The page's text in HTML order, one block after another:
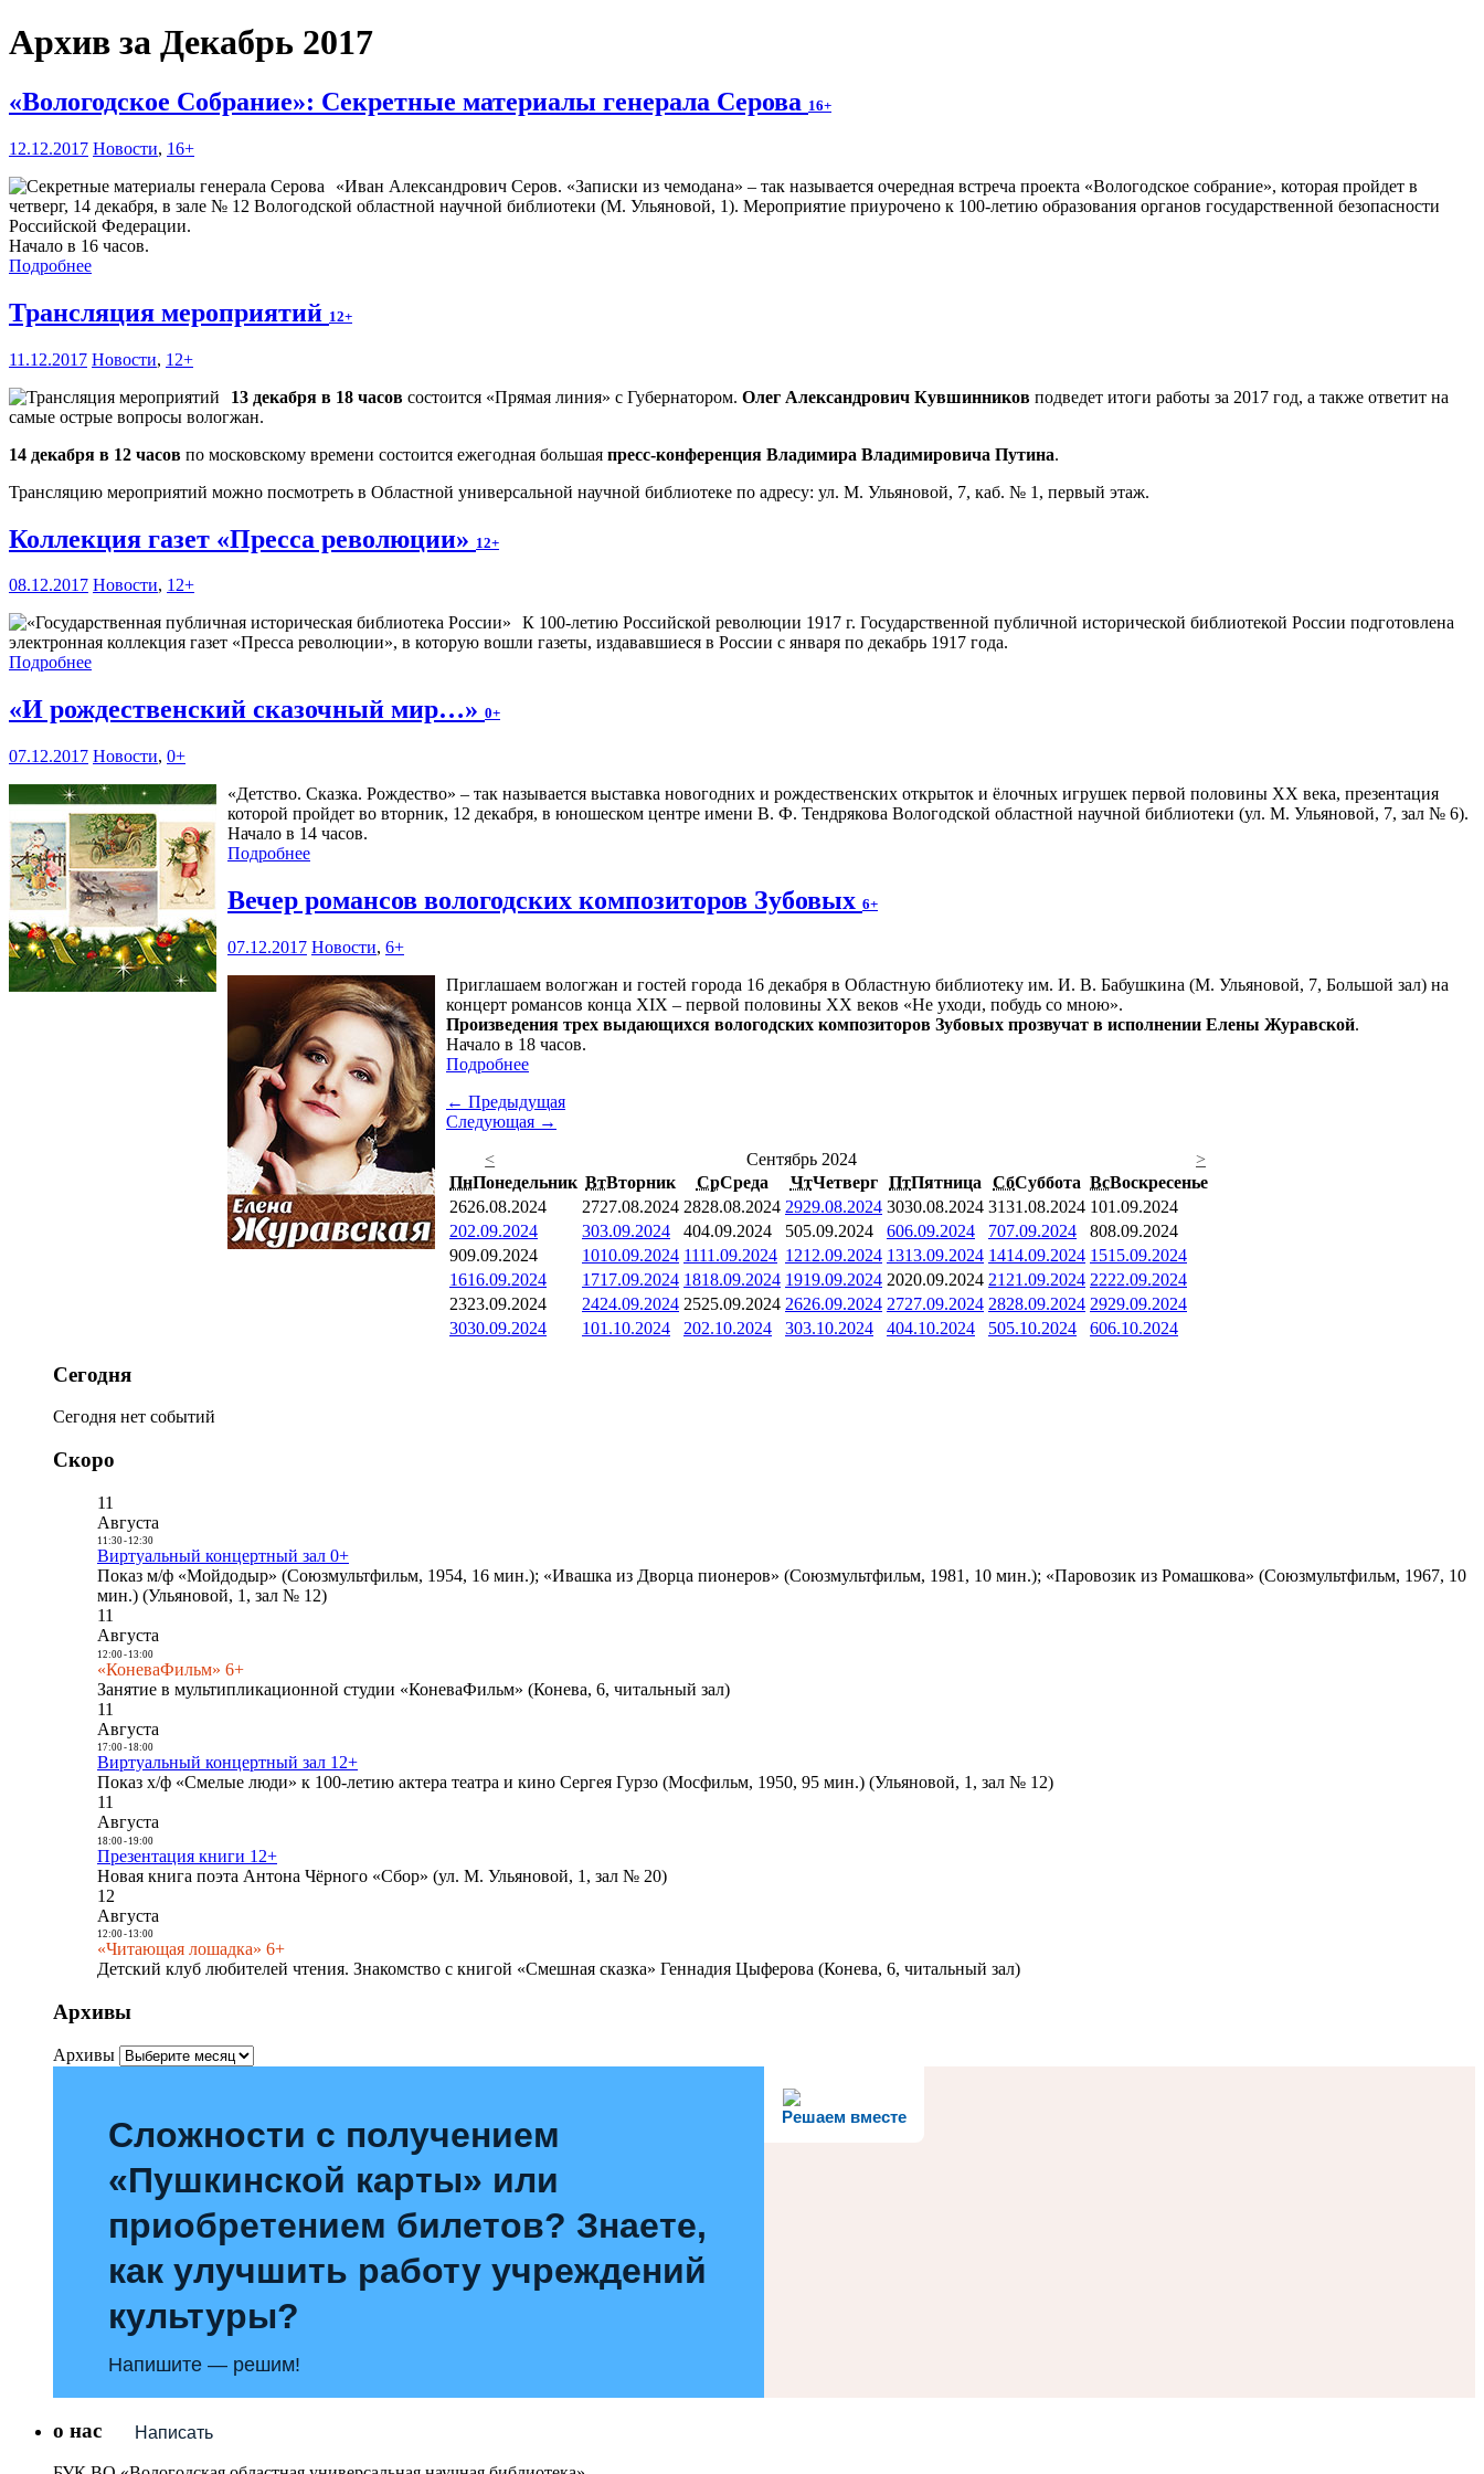
Архив за Декабрь 2017
«Вологодское Собрание»: Секретные материалы генерала Серова 16+
12.12.2017 Новости, 16+
«Иван Александрович Серов. «Записки из чемодана» – так называется очередная встреча проекта «Вологодское собрание», которая пройдет в
четверг, 14 декабря, в зале № 12 Вологодской областной научной библиотеки (М. Ульяновой, 1). Мероприятие приурочено к 100-летию образования органов государственной безопасности
Российской Федерации.
Начало в 16 часов.
Подробнее
Трансляция мероприятий 12+
11.12.2017 Новости, 12+
13 декабря в 18 часов состоится «Прямая линия» с Губернатором. Олег Александрович Кувшинников подведет итоги работы за 2017 год, а также ответит на
самые острые вопросы вологжан.
14 декабря в 12 часов по московскому времени состоится ежегодная большая пресс-конференция Владимира Владимировича Путина.
Трансляцию мероприятий можно посмотреть в Областной универсальной научной библиотеке по адресу: ул. М. Ульяновой, 7, каб. № 1, первый этаж.
Коллекция газет «Пресса революции» 12+
08.12.2017 Новости, 12+
К 100-летию Российской революции 1917 г. Государственной публичной исторической библиотекой России подготовлена
электронная коллекция газет «Пресса революции», в которую вошли газеты, издававшиеся в России с января по декабрь 1917 года.
Подробнее
«И рождественский сказочный мир…» 0+
07.12.2017 Новости, 0+
«Детство. Сказка. Рождество» – так называется выставка новогодних и рождественских открыток и ёлочных игрушек первой половины ХХ века, презентация
которой пройдет во вторник, 12 декабря, в юношеском центре имени В. Ф. Тендрякова Вологодской областной научной библиотеки (ул. М. Ульяновой, 7, зал № 6).
Начало в 14 часов.
Подробнее
Вечер романсов вологодских композиторов Зубовых 6+
07.12.2017 Новости, 6+
Приглашаем вологжан и гостей города 16 декабря в Областную библиотеку им. И. В. Бабушкина (М. Ульяновой, 7, Большой зал) на
концерт романсов конца XIX – первой половины XX веков «Не уходи, побудь со мною».
Произведения трех выдающихся вологодских композиторов Зубовых прозвучат в исполнении Елены Журавской.
Начало в 18 часов.
Подробнее
← Предыдущая
Следующая →
<
Сентябрь 2024
>
ПнПонедельник ВтВторник СрСреда ЧтЧетверг ПтПятница СбСуббота ВсВоскресенье
2626.08.2024 2727.08.2024 2828.08.2024 2929.08.2024 3030.08.2024 3131.08.2024 101.09.2024
202.09.2024 303.09.2024 404.09.2024 505.09.2024 606.09.2024 707.09.2024 808.09.2024
909.09.2024 1010.09.2024 1111.09.2024 1212.09.2024 1313.09.2024 1414.09.2024 1515.09.2024
1616.09.2024 1717.09.2024 1818.09.2024 1919.09.2024 2020.09.2024 21 21.09.2024 2222.09.2024
2323.09.2024 2424.09.2024 2525.09.2024 2626.09.2024 2727.09.2024 2828.09.2024 2929.09.2024
3030.09.2024 101.10.2024 202.10.2024 303.10.2024 404.10.2024 505.10.2024 606.10.2024
Сегодня
Сегодня нет событий
Скоро
11
Августа
11:30- 12:30
Виртуальный концертный зал 0+
Показ м/ф «Мойдодыр» (Союзмультфильм, 1954, 16 мин.); «Ивашка из Дворца пионеров» (Союзмультфильм, 1981, 10 мин.); «Паровозик из Ромашкова» (Союзмультфильм, 1967, 10
мин.) (Ульяновой, 1, зал № 12)
11
Августа
12:00- 13:00
«КоневаФильм» 6+
Занятие в мультипликационной студии «КоневаФильм» (Конева, 6, читальный зал)
11
Августа
17:00- 18:00
Виртуальный концертный зал 12+
Показ х/ф «Смелые люди» к 100-летию актера театра и кино Сергея Гурзо (Мосфильм, 1950, 95 мин.) (Ульяновой, 1, зал № 12)
11
Августа
18:00- 19:00
Презентация книги 12+
Новая книга поэта Антона Чёрного «Сбор» (ул. М. Ульяновой, 1, зал № 20)
12
Августа
12:00- 13:00
«Читающая лошадка» 6+
Детский клуб любителей чтения. Знакомство с книгой «Смешная сказка» Геннадия Цыферова (Конева, 6, читальный зал)
Архивы
Архивы
Решаем вместе
Сложности с получением
«Пушкинской карты» или
приобретением билетов? Знаете,
как улучшить работу учреждений
культуры?
Напишите — решим!
Написать
о нас